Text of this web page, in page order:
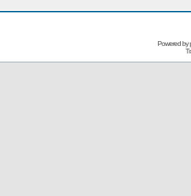
Powered by